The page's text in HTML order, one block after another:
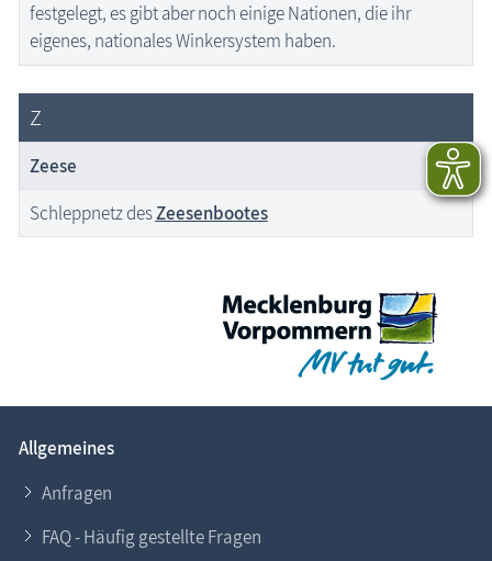
festgelegt, es gibt aber noch einige Nationen, die ihr
eigenes, nationales Winkersystem haben.
Z
Zeese
Schleppnetz desZeesenbootes
Allgemeines
Anfragen
FAQ - Häufig gestellte Fragen